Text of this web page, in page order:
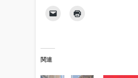
関連